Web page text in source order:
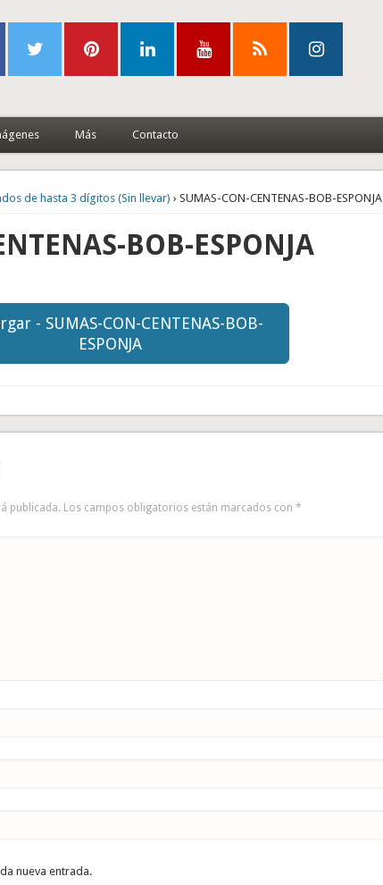
Más Contacto
de hasta 3 dígitos (Sin llevar) › SUMAS-CON-CENTENAS-BOB-ESPONJA
BOB-ESPONJA
- SUMAS-CON-CENTENAS-BOB-
ESPONJA
publicada. Los campos obligatorios están marcados con*
nueva entrada.